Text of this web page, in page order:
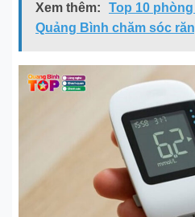
Xem thêm:
Top 10
Quảng Bình chăm sóc